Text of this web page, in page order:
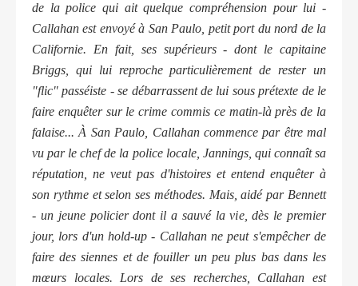
de la police qui ait quelque compréhension pour lui -
Callahan est envoyé à San Paulo, petit port du nord de la
Californie. En fait, ses supérieurs - dont le capitaine
Briggs, qui lui reproche particulièrement de rester un
"flic" passéiste - se débarrassent de lui sous prétexte de le
faire enquêter sur le crime commis ce matin-là près de la
falaise... À San Paulo, Callahan commence par être mal
vu par le chef de la police locale, Jannings, qui connaît sa
réputation, ne veut pas d'histoires et entend enquêter à
son rythme et selon ses méthodes. Mais, aidé par Bennett
- un jeune policier dont il a sauvé la vie, dès le premier
jour, lors d'un hold-up - Callahan ne peut s'empêcher de
faire des siennes et de fouiller un peu plus bas dans les
mœurs locales. Lors de ses recherches, Callahan est